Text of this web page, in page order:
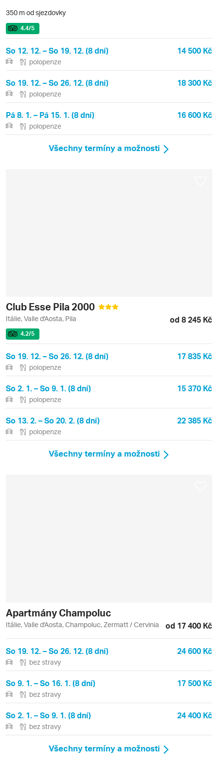
350 m od sjezdovky
4.4/5
So 12. 12. – So 19. 12. (8 dní) 14 500 Kč
polopenze
So 19. 12. – So 26. 12. (8 dní) 18 300 Kč
polopenze
Pá 8. 1. – Pá 15. 1. (8 dní) 16 600 Kč
polopenze
Všechny termíny a možnosti
Club Esse Pila 2000
Itálie, Valle d'Aosta, Pila od 8 245 Kč
4.2/5
So 19. 12. – So 26. 12. (8 dní) 17 835 Kč
polopenze
So 2. 1. – So 9. 1. (8 dní) 15 370 Kč
polopenze
So 13. 2. – So 20. 2. (8 dní) 22 385 Kč
polopenze
Všechny termíny a možnosti
Apartmány Champoluc
Itálie, Valle d'Aosta, Champoluc, Zermatt / Cervinia od 17 400 Kč
So 19. 12. – So 26. 12. (8 dní) 24 600 Kč
bez stravy
So 9. 1. – So 16. 1. (8 dní) 17 500 Kč
bez stravy
So 2. 1. – So 9. 1. (8 dní) 24 400 Kč
bez stravy
Všechny termíny a možnosti